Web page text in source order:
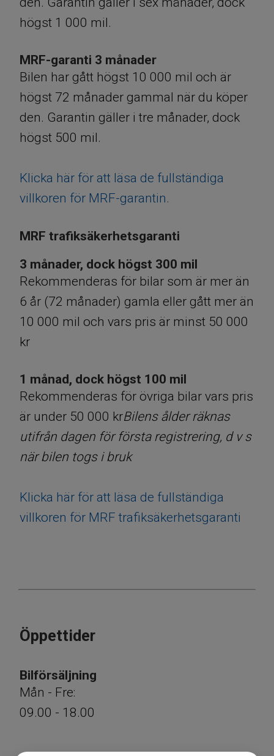
högst 1 000 mil.
MRF-garanti 3 månader
Bilen har gått högst 10 000 mil och är
högst 72 månader gammal när du köper
den. Garantin gäller i tre månader, dock
högst 500 mil.
Klicka här för att läsa de fullständiga
villkoren för MRF-garantin.
MRF trafiksäkerhetsgaranti
3 månader, dock högst 300 mil
Rekommenderas för bilar som är mer än
6 år (72 månader) gamla eller gått mer än
10 000 mil och vars pris är minst 50 000
kr
1 månad, dock högst 100 mil
Rekommenderas för övriga bilar vars pris
är under 50 000 krBilens ålder räknas
utifrån dagen för första registrering, d v s
när bilen togs i bruk
Klicka här för att läsa de fullständiga
villkoren för MRF trafiksäkerhetsgaranti
Öppettider
​​​​​​​Bilförsäljning
Mån - Fre:
09.00 - 18.00